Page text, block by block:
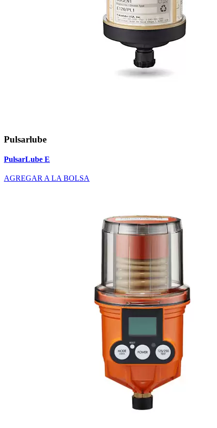
Pulsarlube
PulsarLube E
AGREGAR A LA BOLSA